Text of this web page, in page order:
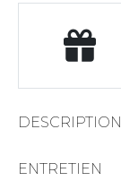
DESCRIPTION
ENTRETIEN